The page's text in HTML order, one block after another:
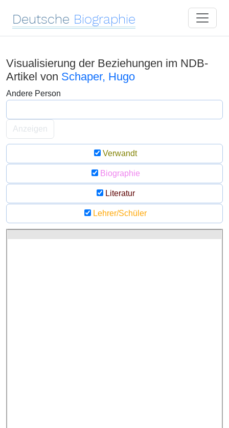
Deutsche Biographie
Visualisierung der Beziehungen im NDB-
Artikel von Schaper, Hugo
Andere Person
Anzeigen
Verwandt
Biographie
Literatur
Lehrer/Schüler